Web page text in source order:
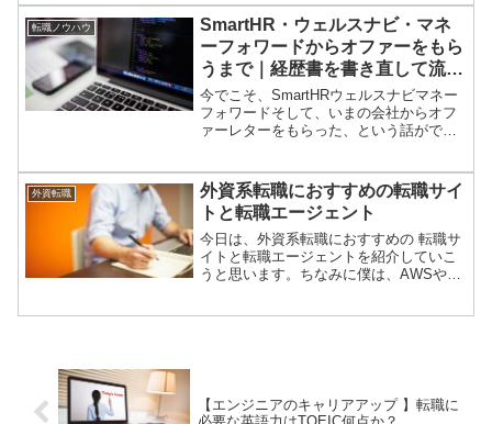
について書いていきます。
転職ノウハウ
SmartHR・ウェルスナビ・マネ
ーフォワードからオファーをもら
うまで｜経歴書を書き直して流れ
が変わったエンジニアの転職記
今でこそ、SmartHRウェルスナビマネー
フォワードそして、いまの会社からオフ
ァーレターをもらった、という話ができ
職活動の序盤はわりと普通に、いや、ち
ょっと多めに、面接で落とされている。
履歴書を書き直したら、面接の空気が変
わったこれ、本当に分かりやすく変わっ
た。面接で聞かれることが、「このプロ
ジェクト、もう少し詳しく教えてくださ
ない？という状態になった。
外資転職
外資系転職におすすめの転職サイ
トと転職エージェント
今日は、外資系転職におすすめの 転職サ
イトと転職エージェントを紹介していこ
うと思います。ちなみに僕は、AWSや
事前準備に不可欠なのがエージェントの
存在です。エージェントは企業の人事と
【エンジニアのキャリアアップ 】転職に